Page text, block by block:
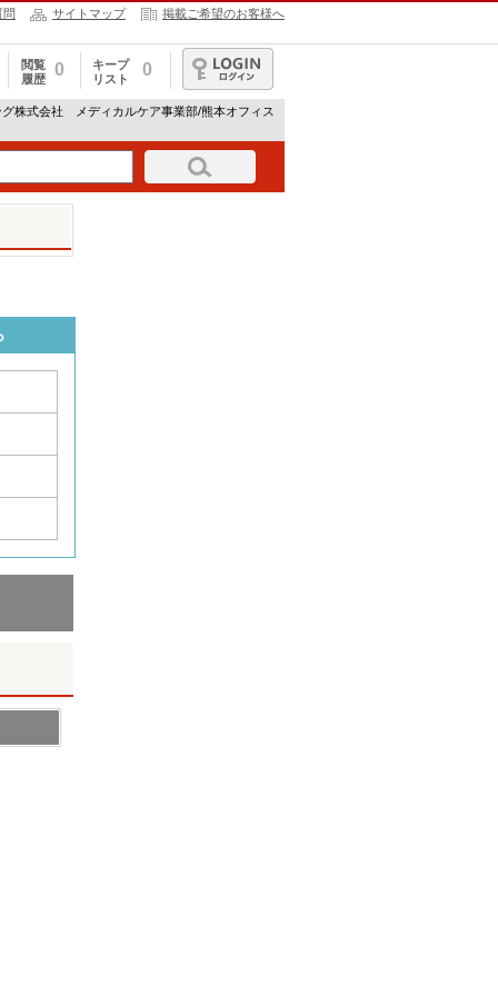
問 サイトマップ 掲載ご希望のお客様へ
閲覧
履歴
0
キープ
リスト
0
ログイン
株式会社 メディカルケア事業部/熊本オフィス